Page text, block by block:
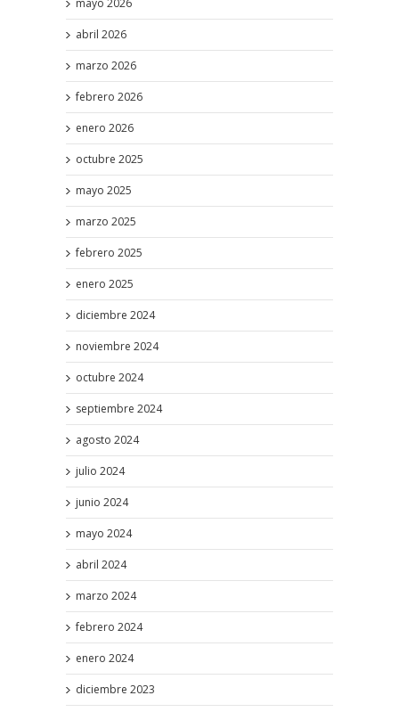
mayo 2026
abril 2026
marzo 2026
febrero 2026
enero 2026
octubre 2025
mayo 2025
marzo 2025
febrero 2025
enero 2025
diciembre 2024
noviembre 2024
octubre 2024
septiembre 2024
agosto 2024
julio 2024
junio 2024
mayo 2024
abril 2024
marzo 2024
febrero 2024
enero 2024
diciembre 2023